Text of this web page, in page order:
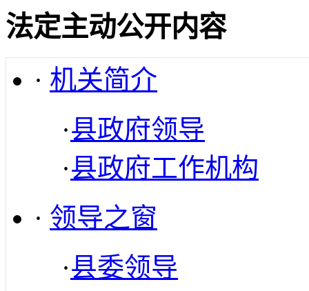
法定主动公开内容
· 机关简介
·县政府领导
·县政府工作机构
· 领导之窗
·县委领导